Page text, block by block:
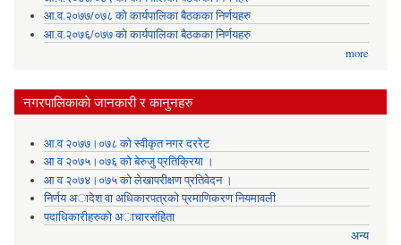
आ.व.२०७७/०७८ को कार्यपालिका बैठकका निर्णयहरु
आ.व.२०७६/०७७ को कार्यपालिका बैठकका निर्णयहरु
more
नगरपालिकाकाे जानकारी र कानुनहरु
आ.व २०७७।०७८ को स्वीकृत नगर दररेट
आ व २०७५।०७६ को बेरुजु प्रतिक्रिया ।
आ व २०७४।०७५ काे लेखापरीक्षण प्रतिवेदन ।
निर्णय अादेश वा अधिकारपत्रकाे प्रमाणिकरण नियमावली
पदाधिकारीहरुको अाचारसंहिता
अन्य